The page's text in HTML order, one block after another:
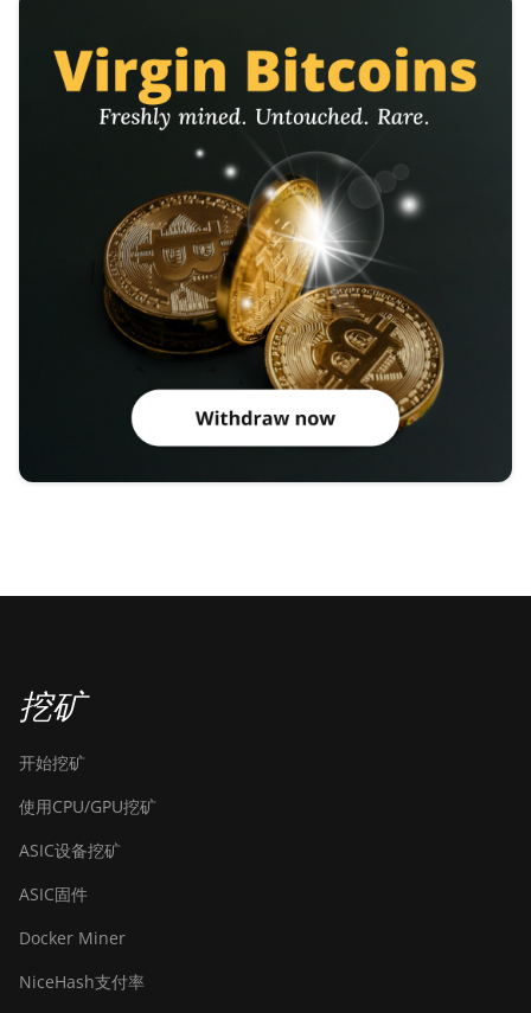
挖矿
开始挖矿
使用CPU/GPU挖矿
ASIC设备挖矿
ASIC固件
Docker Miner
NiceHash支付率